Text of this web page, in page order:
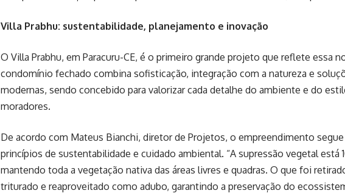
Villa Prabhu: sustentabilidade, planejamento e inovação
O Villa Prabhu, em Paracuru-CE, é o primeiro grande projeto que reflete essa
condomínio fechado combina sofisticação, integração com a natureza e
modernas, sendo concebido para valorizar cada detalhe do ambiente e do
moradores.
De acordo com Mateus Bianchi, diretor de Projetos, o empreendimento
princípios de sustentabilidade e cuidado ambiental. “A supressão vegetal está
mantendo toda a vegetação nativa das áreas livres e quadras. O que foi
triturado e reaproveitado como adubo, garantindo a preservação do